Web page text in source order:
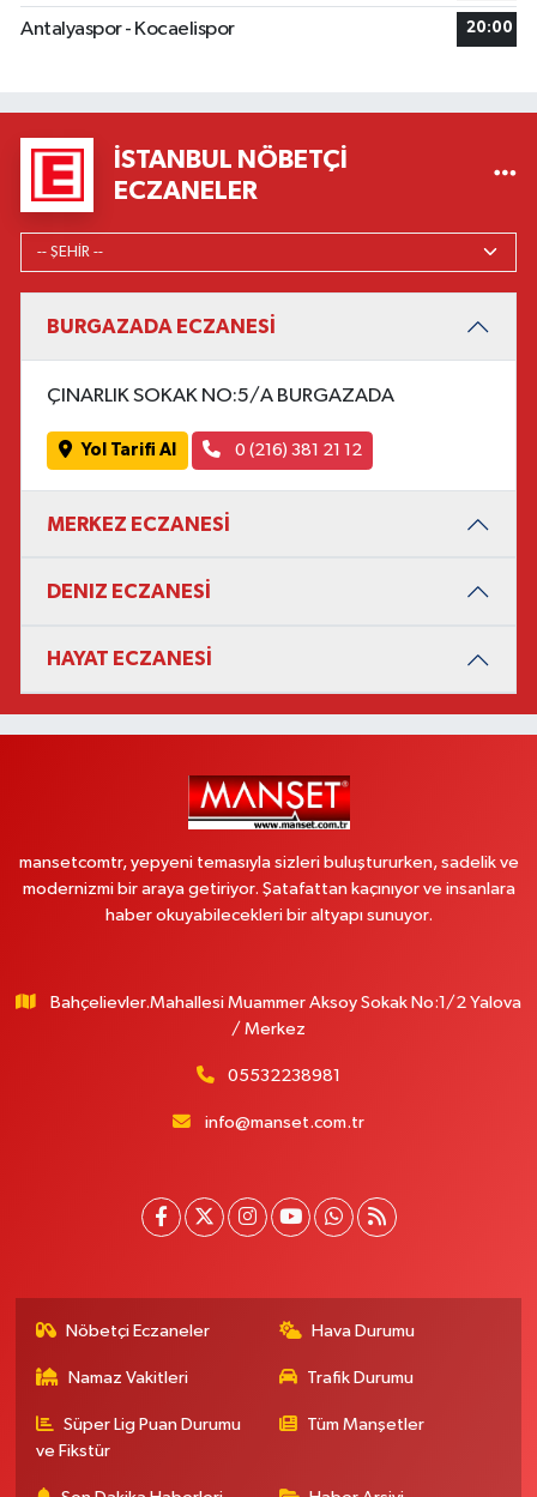
Antalyaspor - Kocaelispor 20:00
İSTANBUL NÖBETÇI
ECZANELER
BURGAZADA ECZANESİ
ÇINARLIK SOKAK NO:5/A BURGAZADA
Yol Tarifi Al 0 (216) 381 21 12
MERKEZ ECZANESİ
DENIZ ECZANESİ
HAYAT ECZANESİ
mansetcomtr, yepyeni temasıyla sizleri buluştururken, sadelik ve
modernizmi bir araya getiriyor. Şatafattan kaçınıyor ve insanlara
haber okuyabilecekleri bir altyapı sunuyor.
Bahçelievler.Mahallesi Muammer Aksoy Sokak No:1/2 Yalova
/ Merkez
05532238981
info@manset.com.tr
Nöbetçi Eczaneler Hava Durumu
Namaz Vakitleri Trafik Durumu
Süper Lig Puan Durumu
ve Fikstür
Tüm Manşetler